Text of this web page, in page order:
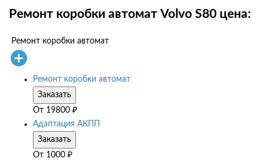
Ремонт коробки автомат Volvo S80 цена:
Ремонт коробки автомат
Ремонт коробки автомат
Заказать
От 19800 ₽
Адаптация АКПП
Заказать
От 1000 ₽